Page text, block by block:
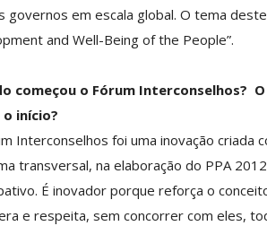
governos em escala global. O tema
and Well-Being of the People”.
começou o Fórum Interconselhos?
início?
Interconselhos foi uma inovação criada
transversal, na elaboração do PPA
É inovador porque reforça o
e respeita, sem concorrer com eles,